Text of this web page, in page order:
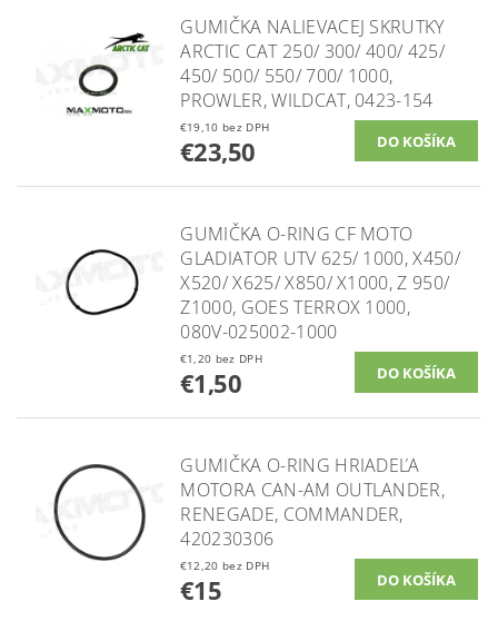
GUMIČKA NALIEVACEJ SKRUTKY
ARCTIC CAT 250/ 300/ 400/ 425/
450/ 500/ 550/ 700/ 1000,
PROWLER, WILDCAT, 0423-154
€19,10 bez DPH
€23,50
GUMIČKA O-RING CF MOTO
GLADIATOR UTV 625/ 1000, X450/
X520/ X625/ X850/ X1000, Z 950/
Z1000, GOES TERROX 1000,
080V-025002-1000
€1,20 bez DPH
€1,50
GUMIČKA O-RING HRIADEĽA
MOTORA CAN-AM OUTLANDER,
RENEGADE, COMMANDER,
420230306
€12,20 bez DPH
€15